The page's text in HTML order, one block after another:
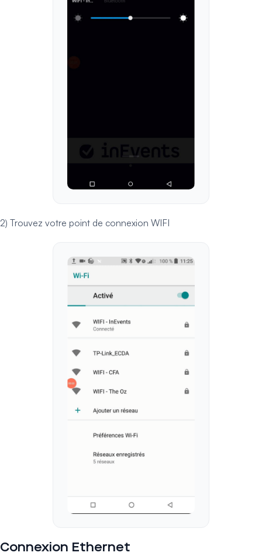
2) Trouvez votre point de connexion WIFI
Connexion Ethernet